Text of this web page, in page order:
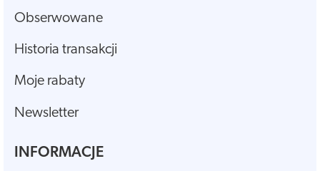
Obserwowane
Historia transakcji
Moje rabaty
Newsletter
INFORMACJE